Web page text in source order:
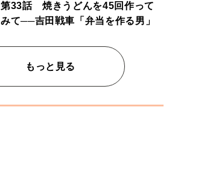
第33話 焼きうどんを45回作って
みて──吉田戦車「弁当を作る男」
もっと見る